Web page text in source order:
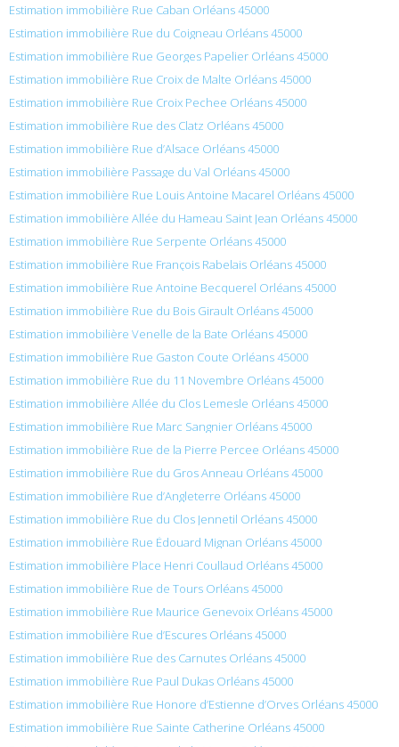
Estimation immobilière Rue Caban Orléans 45000
Estimation immobilière Rue du Coigneau Orléans 45000
Estimation immobilière Rue Georges Papelier Orléans 45000
Estimation immobilière Rue Croix de Malte Orléans 45000
Estimation immobilière Rue Croix Pechee Orléans 45000
Estimation immobilière Rue des Clatz Orléans 45000
Estimation immobilière Rue d’Alsace Orléans 45000
Estimation immobilière Passage du Val Orléans 45000
Estimation immobilière Rue Louis Antoine Macarel Orléans 45000
Estimation immobilière Allée du Hameau Saint Jean Orléans 45000
Estimation immobilière Rue Serpente Orléans 45000
Estimation immobilière Rue François Rabelais Orléans 45000
Estimation immobilière Rue Antoine Becquerel Orléans 45000
Estimation immobilière Rue du Bois Girault Orléans 45000
Estimation immobilière Venelle de la Bate Orléans 45000
Estimation immobilière Rue Gaston Coute Orléans 45000
Estimation immobilière Rue du 11 Novembre Orléans 45000
Estimation immobilière Allée du Clos Lemesle Orléans 45000
Estimation immobilière Rue Marc Sangnier Orléans 45000
Estimation immobilière Rue de la Pierre Percee Orléans 45000
Estimation immobilière Rue du Gros Anneau Orléans 45000
Estimation immobilière Rue d’Angleterre Orléans 45000
Estimation immobilière Rue du Clos Jennetil Orléans 45000
Estimation immobilière Rue Édouard Mignan Orléans 45000
Estimation immobilière Place Henri Coullaud Orléans 45000
Estimation immobilière Rue de Tours Orléans 45000
Estimation immobilière Rue Maurice Genevoix Orléans 45000
Estimation immobilière Rue d’Escures Orléans 45000
Estimation immobilière Rue des Carnutes Orléans 45000
Estimation immobilière Rue Paul Dukas Orléans 45000
Estimation immobilière Rue Honore d’Estienne d’Orves Orléans 45000
Estimation immobilière Rue Sainte Catherine Orléans 45000